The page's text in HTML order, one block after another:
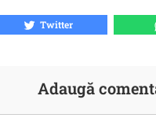
Twitter
Adaugă